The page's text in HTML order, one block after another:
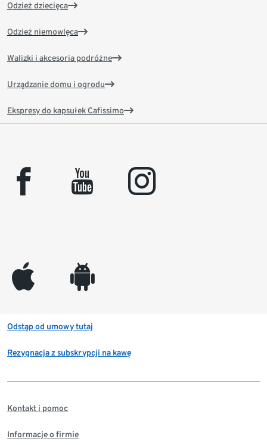
Odzież dziecięca
Odzież niemowlęca
Walizki i akcesoria podróżne
Urządzanie domu i ogrodu
Ekspresy do kapsułek Cafissimo
facebook youtube instagram
appleinc android
Odstąp od umowy tutaj
Rezygnacja z subskrypcji na kawę
Kontakt i pomoc
Informacje o firmie